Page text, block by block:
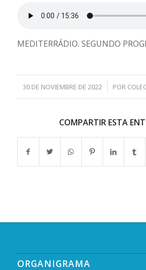
MEDITERRÁDIO. SEGUNDO
30 DE NOVIEMBRE DE 2022
/ POR
COMPARTIR ESTA
ORGANIGRAMA